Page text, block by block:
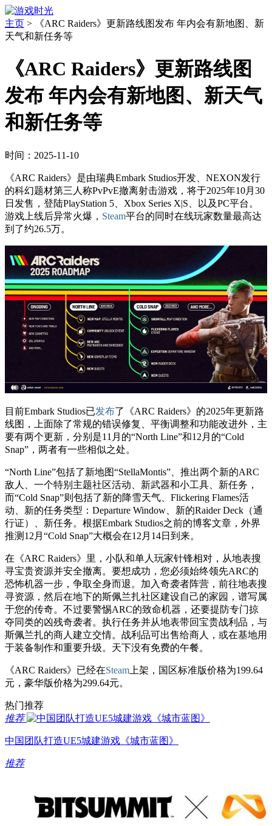
主页 >
《ARC Raiders》更新路线图发布 年内会有新地图、新
天气和新任务等
《ARC Raiders》更新路线图
发布 年内会有新地图、新天气
和新任务等
时间：2025-11-10
《ARC Raiders》是由瑞典Embark Studios开发、NEXON发行
的科幻题材第三人称PvPvE撤离射击游戏，将于2025年10月30
日发售，登陆PlayStation 5、Xbox Series X|S、以及PC平台。
游戏上线后异常火爆， Steam平台的同时在线玩家数量最高达
到了约26.5万。
目前Embark Studios已发布了《ARC Raiders》的2025年更新路
线图，上面除了常规的错误修复、平衡调整和功能改进外，主
要有两个更新，分别是11月的“North Line”和12月的“Cold
Snap”，两者有一些相似之处。
“North Line”包括了新地图“StellaMontis”、推出两个新的ARC
敌人、一个特别主题社区活动、新武器和小工具、新任务，
而“Cold Snap”则包括了新的降雪天气、Flickering Flames活
动、新的任务类型：Departure Window、新的Raider Deck（通
行证）、新任务。根据Embark Studios之前的博客文章，外界
推测12月“Cold Snap”大概会在12月14日到来。
在《ARC Raiders》里，小队和单人玩家针锋相对，从地表搜
寻宝贵资源并安全撤离。要想成功，您必须始终领先ARC的
恐怖机器一步，争取全身而退。加入奇袭者阵营，前往地表搜
寻资源，然后在地下的斯佩兰扎社区建设自己的家园，谱写属
于您的传奇。不过要警惕ARC的致命机器，还要提防专门掠
夺同类的凶残奇袭者。执行任务并从地表带回宝贵战利品，与
斯佩兰扎的商人建立交情。战利品可出售给商人，或在基地用
于装备制作和重要升级。天下没有免费的午餐。
《ARC Raiders》已经在Steam 上架，国区标准版价格为199.64
元，豪华版价格为299.64元。
热门推荐
推荐
中国团队打造UE5城建游戏《城市蓝图》
推荐